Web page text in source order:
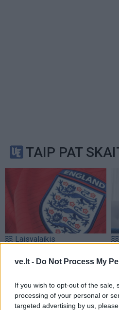
ve.lt - Do Not Process My
If you wish to opt-out of the sale,
processing of your personal or
targeted advertising by us,
TAIP PAT
Laisvalaikis
Pasaulio futbolo
koreguoti tatuiruotę